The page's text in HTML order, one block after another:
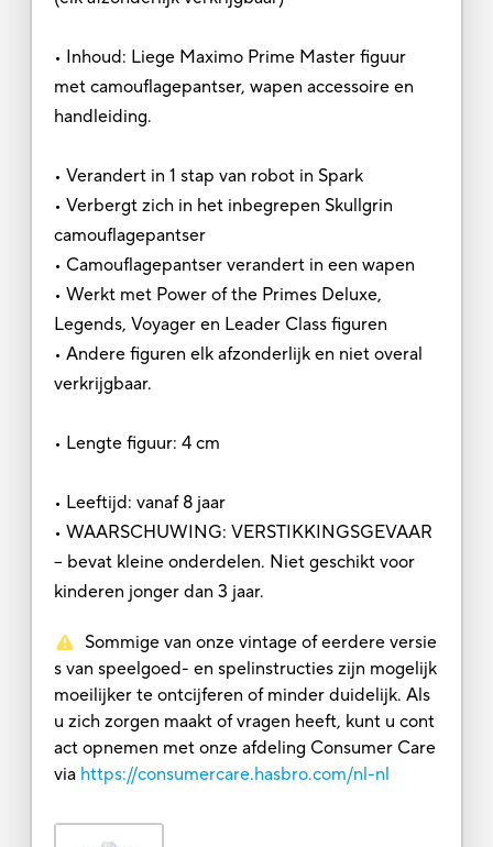
• Inhoud: Liege Maximo Prime Master figuur
met camouflagepantser, wapen accessoire en
handleiding.
• Verandert in 1 stap van robot in Spark
• Verbergt zich in het inbegrepen Skullgrin
camouflagepantser
• Camouflagepantser verandert in een wapen
• Werkt met Power of the Primes Deluxe,
Legends, Voyager en Leader Class figuren
• Andere figuren elk afzonderlijk en niet overal
verkrijgbaar.
• Lengte figuur: 4 cm
• Leeftijd: vanaf 8 jaar
• WAARSCHUWING: VERSTIKKINGSGEVAAR
– bevat kleine onderdelen. Niet geschikt voor
kinderen jonger dan 3 jaar.
Sommige van onze vintage of eerdere versie
s van speelgoed- en spelinstructies zijn mogelijk
moeilijker te ontcijferen of minder duidelijk. Als
u zich zorgen maakt of vragen heeft, kunt u cont
act opnemen met onze afdeling Consumer Care
via https://consumercare.hasbro.com/nl-nl